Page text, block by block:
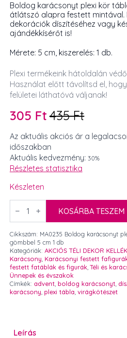
Boldog karácsonyt plexi kör
átlátszó alapra festett mintával.
dekorációk díszítéséhez vagy
ajándékkísérőt is!
Mérete: 5 cm, kiszerelés: 1 db.
Plexi termékeink hátoldalán
Használat előtt távolítsd el,
felületei láthatóvá váljanak!
435Ft
Original
price
was:
435 Ft.
305 Ft
Current
price
is:
305 Ft.
Az aktuális akciós ár a
időszakban
Aktuális kedvezmény: 30%
Részletes statisztika
Készleten
Boldog
karácsonyt
tábla
rose
gold
gömbbel
5
cm
1
db
mennyiség
KOSÁRBA TESZEM
Cikkszám: MA0235 Boldog karácsonyt
gömbbel 5 cm 1 db
Kategóriák: AKCIÓS TÉLI DEKOR
Karácsony Karácsonyi festett
festett fatáblák és figurák ,Téli és
Ünnepek és évszakok
Címkék: advent boldog karácsonyt
karácsony plexi tábla virágkötészet
Leírás